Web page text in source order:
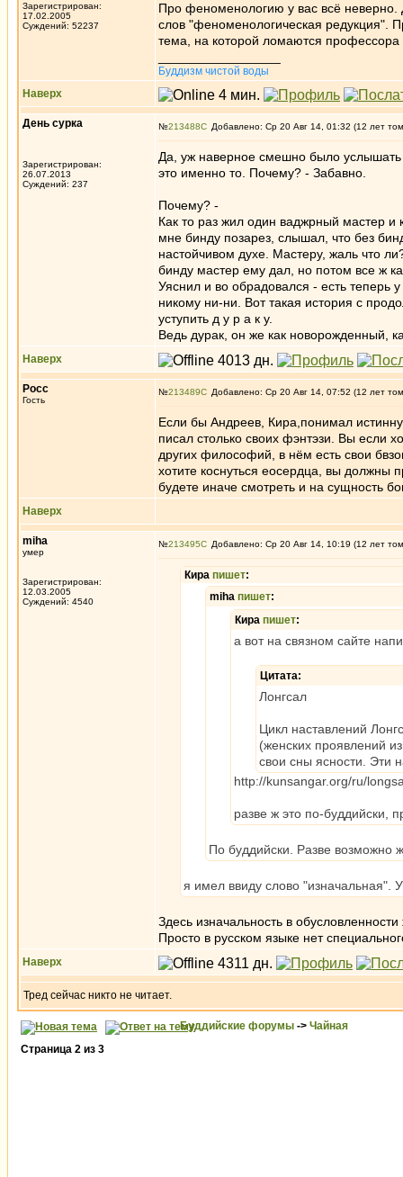
Зарегистрирован:
17.02.2005
Суждений: 52237
Про феноменологию у вас всё
слов "феноменологическая редукция".
тема, на которой ломаются
Буддизм чистой воды
Наверх
День сурка
Зарегистрирован:
26.07.2013
Суждений: 237
№213488 Добавлено: Ср 20 Авг 14, 01:32 (12 лет
Да, уж наверное смешно было услышать
это именно то. Почему? - Забавно.
Почему? -
Как то раз жил один ваджрный мастер и
мне бинду позарез, слышал, что без
настойчивом духе. Мастеру, жаль что
бинду мастер ему дал, но потом все ж
Уяснил и во обрадовался - есть теперь
никому ни-ни. Вот такая история с
уступить д у р а к у.
Ведь дурак, он же как новорожденный,
Наверх
Росс
Гость
№213489 Добавлено: Ср 20 Авг 14, 07:52 (12 лет
Если бы Андреев, Кира,понимал
писал столько своих фэнтэзи. Вы если
других философий, в нём есть свои
хотите коснуться еосердца, вы должны
будете иначе смотреть и на сущность
Наверх
miha
умер
Зарегистрирован:
12.03.2005
Суждений: 4540
№213495 Добавлено: Ср 20 Авг 14, 10:19 (12 лет
Кира пишет:
miha пишет:
Кира пишет:
а вот на связном сайте
Цитата:
Лонгсал
Цикл наставлений
(женских проявлений
свои сны ясности. Эти
http://kunsangar.org/ru/
разве ж это по-буддийски,
По буддийски. Разве возможно
я имел ввиду слово "изначальная".
Здесь изначальность в
Просто в русском языке нет
Наверх
Тред сейчас никто не читает.
Буддийские форумы -> Чайная
Страница 2 из 3